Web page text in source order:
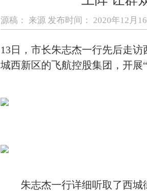
源稿： 来源 发布时间： 2020年12月
13日，市长朱志杰一行先后走
城西新区的飞航控股集团，开展
朱志杰一行详细听取了西城